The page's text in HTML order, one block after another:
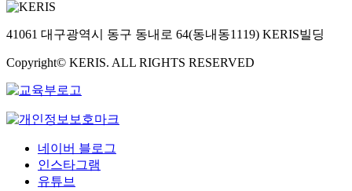
41061 대구광역시 동구 동내로 64(동내동1119) KERIS빌딩
Copyright© KERIS. ALL RIGHTS RESERVED
네이버 블로그
인스타그램
유튜브